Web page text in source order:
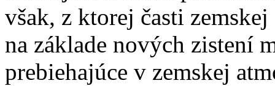
však, z ktorej časti
na základe nových zistení
prebiehajúce v zemskej